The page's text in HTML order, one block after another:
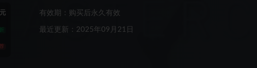
有效期：购买后永久有效
最近更新：2025年09月21日